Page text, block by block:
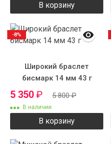
В корзину
Широкий браслет
бисмарк 14 мм 43 г
5 350 ₽ 5 800₽
В наличии
В корзину
-8%